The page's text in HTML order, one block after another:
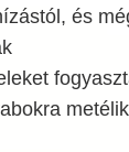
és